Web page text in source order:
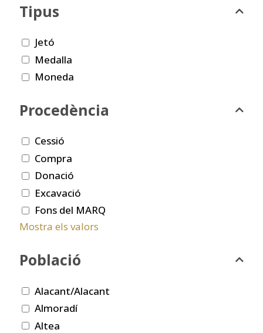
Tipus
Jetó
Medalla
Moneda
Procedència
Cessió
Compra
Donació
Excavació
Fons del MARQ
Mostra els valors
Població
Alacant/Alacant
Almoradí
Altea